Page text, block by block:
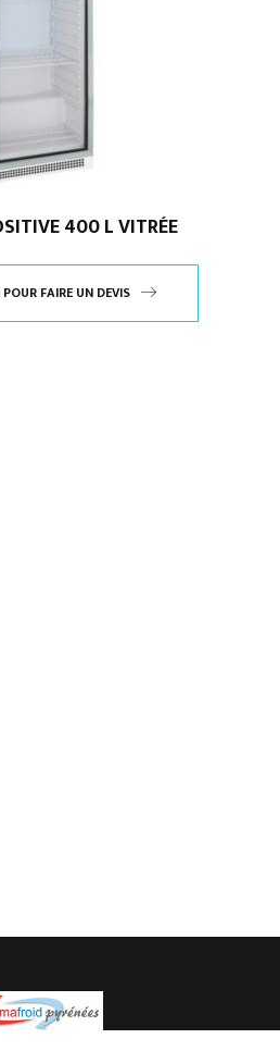
400 L VITRÉE
FAIRE UN DEVIS